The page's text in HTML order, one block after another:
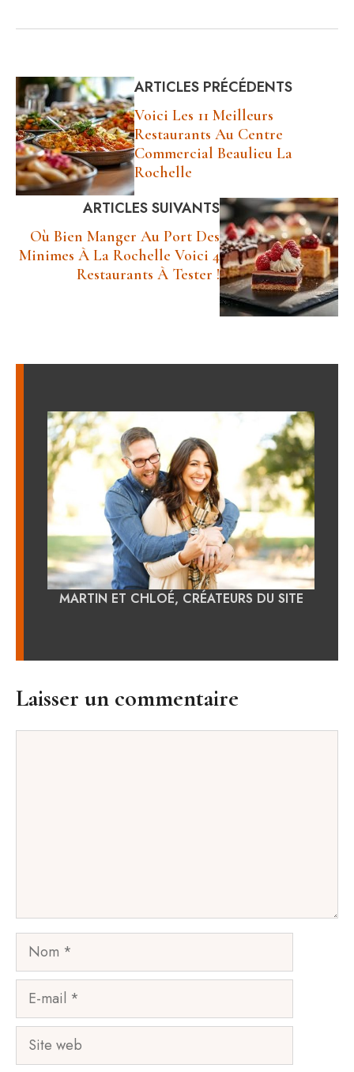
d’enfance dans la
ARTICLES PRÉCÉDENTS
Voici Les 11 Meilleurs
Restaurants Au Centre
Commercial Beaulieu La
Rochelle
ARTICLES SUIVANTS
Où Bien Manger Au Port Des
Minimes À La Rochelle Voici 4
Restaurants À Tester !
MARTIN ET CHLOÉ, CRÉATEURS DU SITE
Laisser un commentaire
Nom
Site